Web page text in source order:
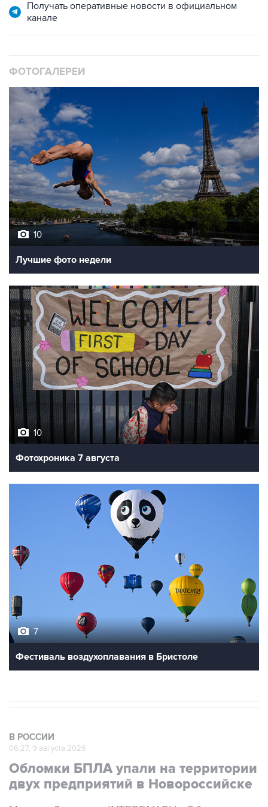
Получать оперативные новости в официальном
канале
ФОТОГАЛЕРЕИ
10
Лучшие фото недели
10
Фотохроника 7 августа
7
Фестиваль воздухоплавания в Бристоле
В РОССИИ
06:27, 9 августа 2026
Обломки БПЛА упали на территории
двух предприятий в Новороссийске